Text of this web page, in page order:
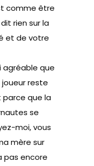
comme être
rien sur la
et de votre
agréable que
reste
parce que la
se
moi, vous
mère sur
pas encore